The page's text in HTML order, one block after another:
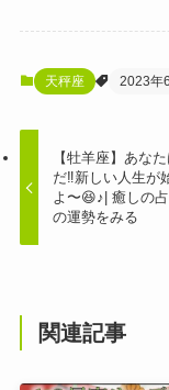
天秤座 2023年
【牡羊座】あな
だ‼️新しい人生が
よ〜😆♪| 癒しの
の運勢をみる
関連記事